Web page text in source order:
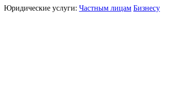
Юридические услуги: Частным лицам Бизнесу